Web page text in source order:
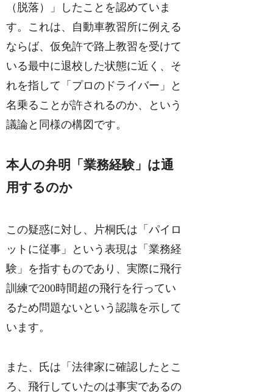
（脱落）」したことを認めていま
す。これは、自動車教習所に例える
ならば、仮免許で路上教習を受けて
いる最中に退校した状態に近く、そ
れを指して「プロのドライバー」と
名乗ることが許されるのか、という
議論と同様の構図です。
本人の弁明「業務経験」は通
用するのか
この疑惑に対し、片桐氏は「パイロ
ットに従事」という表現は「業務経
験」を指すものであり、実際に飛行
訓練で200時間超の飛行を行ってい
るため問題ないという認識を示して
います。
また、氏は「法律家に確認したとこ
ろ、飛行していたのは事実であるの